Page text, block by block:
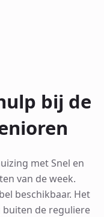
bij de
met Snel en
van de week.
beschikbaar. Het
buiten de reguliere